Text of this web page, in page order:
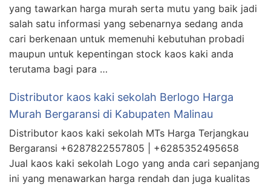
yang tawarkan harga murah serta mutu yang baik jadi
salah satu informasi yang sebenarnya sedang anda
cari berkenaan untuk memenuhi kebutuhan probadi
maupun untuk kepentingan stock kaos kaki anda
terutama bagi para …
Distributor kaos kaki sekolah Berlogo Harga
Murah Bergaransi di Kabupaten Malinau
Distributor kaos kaki sekolah MTs Harga Terjangkau
Bergaransi +6287822557805 | +6285352495658
Jual kaos kaki sekolah Logo yang anda cari sepanjang
ini yang menawarkan harga rendah dan juga kualitas